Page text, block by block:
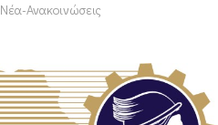
Νέα-Ανακοινώσεις